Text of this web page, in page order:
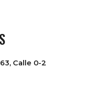
Calle 0-2